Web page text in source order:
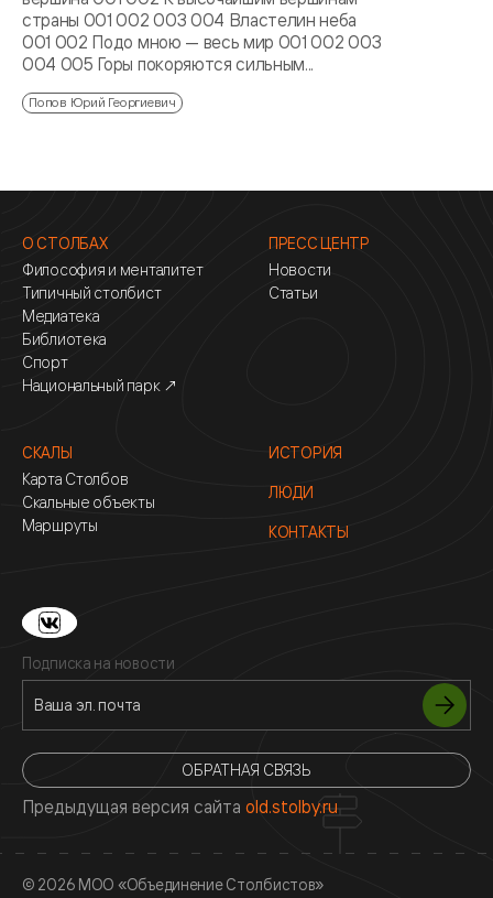
страны 001 002 003 004 Властелин неба
001 002 Подо мною — весь мир 001 002 003
004 005 Горы покоряются сильным...
Попов Юрий Георгиевич
О СТОЛБАХ
Философия и менталитет
Типичный столбист
Медиатека
Библиотека
Спорт
Национальный парк ↗
ПРЕСС ЦЕНТР
Новости
Статьи
СКАЛЫ
Карта Столбов
Скальные объекты
Маршруты
ИСТОРИЯ
ЛЮДИ
КОНТАКТЫ
Подписка на новости
ОБРАТНАЯ СВЯЗЬ
Предыдущая версия сайта old.stolby.ru
© 2026 МОО «Объединение Столбистов»